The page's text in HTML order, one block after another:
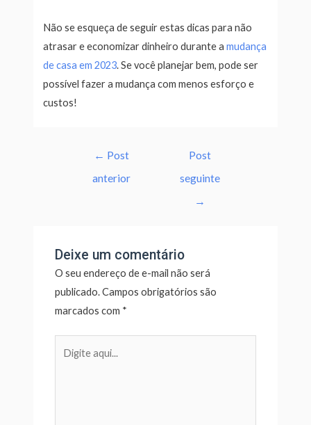
Não se esqueça de seguir estas dicas para não
atrasar e economizar dinheiro durante amudança
de casa em 2023. Se você planejar bem, pode ser
possível fazer a mudança com menos esforço e
custos!
← Post
anterior
Post
seguinte
→
Deixe um comentário
O seu endereço de e-mail não será
publicado.Campos obrigatórios são
marcados com *
aqui...